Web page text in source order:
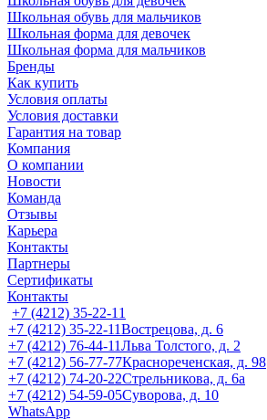
Школьная обувь для мальчиков
Школьная форма для девочек
Школьная форма для мальчиков
Бренды
Как купить
Условия оплаты
Условия доставки
Гарантия на товар
Компания
О компании
Новости
Команда
Отзывы
Карьера
Контакты
Партнеры
Сертификаты
Контакты
+7 (4212) 35-22-11
+7 (4212) 35-22-11Вострецова, д. 6
+7 (4212) 76-44-11Льва Толстого, д. 2
+7 (4212) 56-77-77Краснореченская, д. 98
+7 (4212) 74-20-22Стрельникова, д. 6а
+7 (4212) 54-59-05Суворова, д. 10
WhatsApp